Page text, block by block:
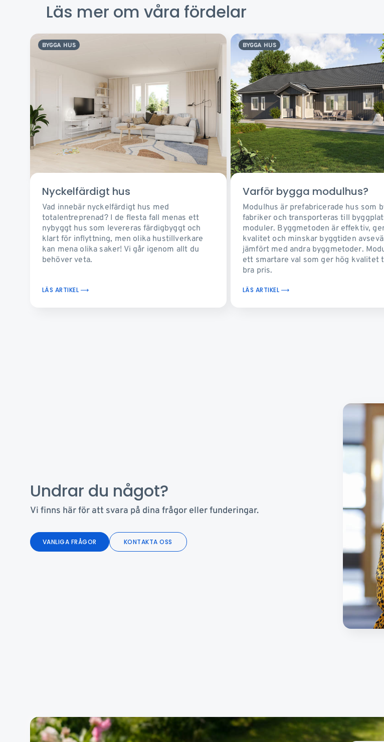
Läs mer om våra fördelar
BYGGA HUS
Nyckelfärdigt hus
Vad innebär nyckelfärdigt hus med
totalentreprenad? I de flesta fall menas ett
nybyggt hus som levereras färdigbyggt och
klart för inflyttning, men olika hustillverkare
kan mena olika saker! Vi går igenom allt du
behöver veta.
LÄS ARTIKEL
BYGGA HUS
Varför bygga modulhus?
Modulhus är prefabricerade hus som
fabriker och transporteras till
moduler. Byggmetoden är effektiv,
kvalitet och minskar byggtiden
jämfört med andra byggmetoder.
ett smartare val som ger hög kvalitet
bra pris.
LÄS ARTIKEL
Undrar du något?
Vi finns här för att svara på dina frågor eller funderingar.
VANLIGA FRÅGOR KONTAKTA OSS